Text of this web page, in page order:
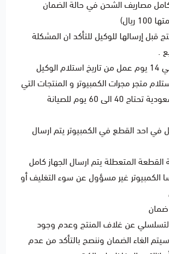
مصاريف الشحن في حالة الضمان
إرسالها للوكيل للتأكد ان المشكلة
.
9- أقصى مدة للصيانة هي 14 يوم عمل من تاريخ استلام الوكيل
متجر مجرات الكمبيوتر و المنتجات التي
لايوجد لها وكيل في السعودية تحتاج 40 الى 60 يوم للصيانة
احد القطع في الكمبيوتر يتم ارسال
المتعطلة يتم ارسال الجهاز كامل
الكمبيوتر غير مسؤول عن سوء التغليف أو
التسلسلي عن غلاف المنتج وعدم وجود
سيتم الغاء الضمان وننصح بالتأكد من عدم